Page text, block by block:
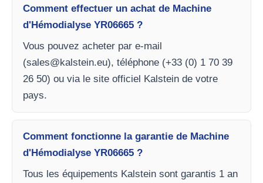
Comment effectuer un achat de Machine
d'Hémodialyse YR06665 ?
Vous pouvez acheter par e-mail
(sales@kalstein.eu), téléphone (+33 (0) 1 70 39
26 50) ou via le site officiel Kalstein de votre
pays.
Comment fonctionne la garantie de Machine
d'Hémodialyse YR06665 ?
Tous les équipements Kalstein sont garantis 1 an